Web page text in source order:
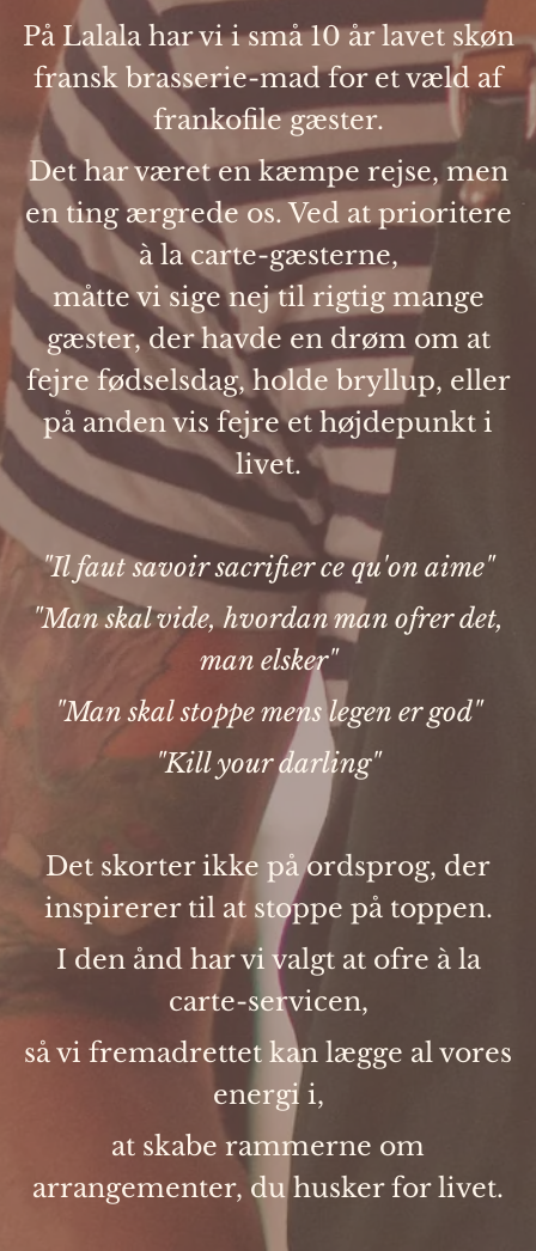
På Lalala har vi i små 10 år lavet skøn
fransk brasserie-mad for et væld af
frankofile gæster.
Det har været en kæmpe rejse, men
en ting ærgrede os. Ved at prioritere
à la carte-gæsterne,
måtte vi sige nej til rigtig mange
gæster, der havde en drøm om at
fejre fødselsdag, holde bryllup, eller
på anden vis fejre et højdepunkt i
livet.
"Il faut savoir sacrifier ce qu'on aime"
"Man skal vide, hvordan man ofrer det,
man elsker"
"Man skal stoppe mens legen er god"
"Kill your darling"
Det skorter ikke på ordsprog, der
inspirerer til at stoppe på toppen.
I den ånd har vi valgt at ofre à la
carte-servicen,
så vi fremadrettet kan lægge al vores
energi i,
at skabe rammerne om
arrangementer, du husker for livet.